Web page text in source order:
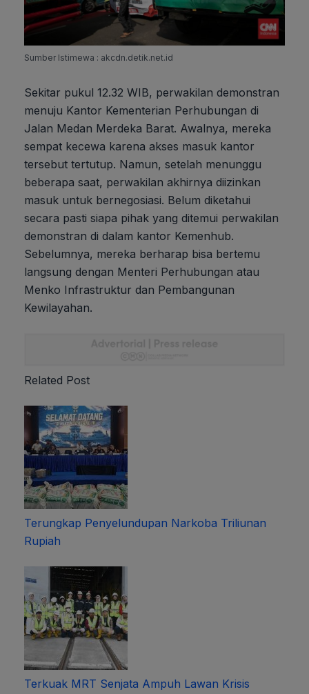
Sumber Istimewa : akcdn.detik.net.id
Sekitar pukul 12.32 WIB, perwakilan demonstran
menuju Kantor Kementerian Perhubungan di
Jalan Medan Merdeka Barat. Awalnya, mereka
sempat kecewa karena akses masuk kantor
tersebut tertutup. Namun, setelah menunggu
beberapa saat, perwakilan akhirnya diizinkan
masuk untuk bernegosiasi. Belum diketahui
secara pasti siapa pihak yang ditemui perwakilan
demonstran di dalam kantor Kemenhub.
Sebelumnya, mereka berharap bisa bertemu
langsung dengan Menteri Perhubungan atau
Menko Infrastruktur dan Pembangunan
Kewilayahan.
Related Post
Terungkap Penyelundupan Narkoba Triliunan
Rupiah
Terkuak MRT Senjata Ampuh Lawan Krisis